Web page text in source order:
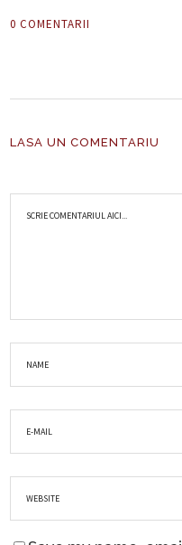
0 COMENTARII
LASA UN COMENTARIU